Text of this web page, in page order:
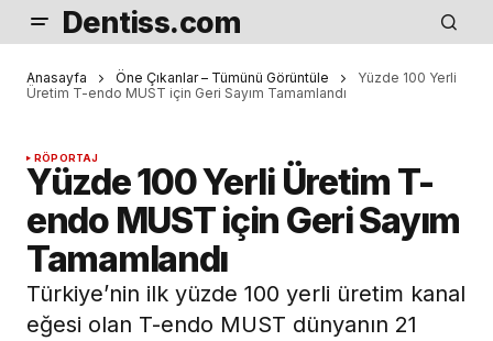
Dentiss.com
Anasayfa Öne Çıkanlar – Tümünü Görüntüle
Yüzde 100 Yerli
Üretim T-endo MUST için Geri Sayım Tamamlandı
RÖPORTAJ
Yüzde 100 Yerli Üretim T-
endo MUST için Geri Sayım
Tamamlandı
Türkiye’nin ilk yüzde 100 yerli üretim kanal
eğesi olan T-endo MUST dünyanın 21